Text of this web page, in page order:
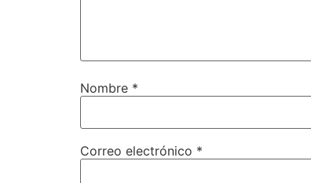
Nombre *
Correo electrónico *